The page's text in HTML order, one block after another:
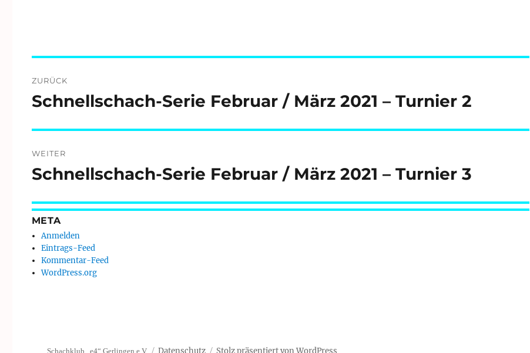
ZURÜCK
Vorheriger
Schnellschach-Serie Februar / März 2021 – Turnier 2
WEITER
Nächster
Schnellschach-Serie Februar / März 2021 – Turnier 3
META
Anmelden
Eintrags-Feed
Kommentar-Feed
WordPress.org
Schachklub „e4“ Gerlingen e.V. Datenschutz Stolz präsentiert von WordPress